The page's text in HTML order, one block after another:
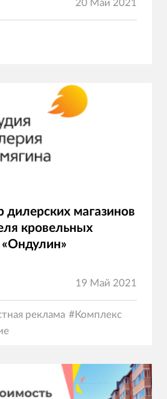
20 Май 2021
дилерских магазинов
кровельных
19 Май 2021
реклама #Комплекс